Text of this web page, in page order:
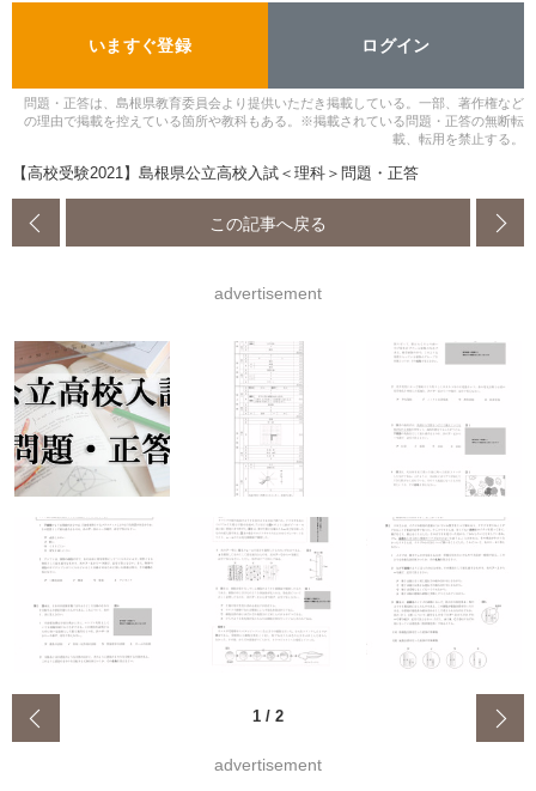
いますぐ登録 ログイン
問題・正答は、島根県教育委員会より提供いただき掲載している。一部、著作権など
の理由で掲載を控えている箇所や教科もある。※掲載されている問題・正答の無断転
載、転用を禁止する。
【高校受験2021】島根県公立高校入試＜理科＞問題・正答
この記事へ戻る
advertisement
1 / 2
advertisement